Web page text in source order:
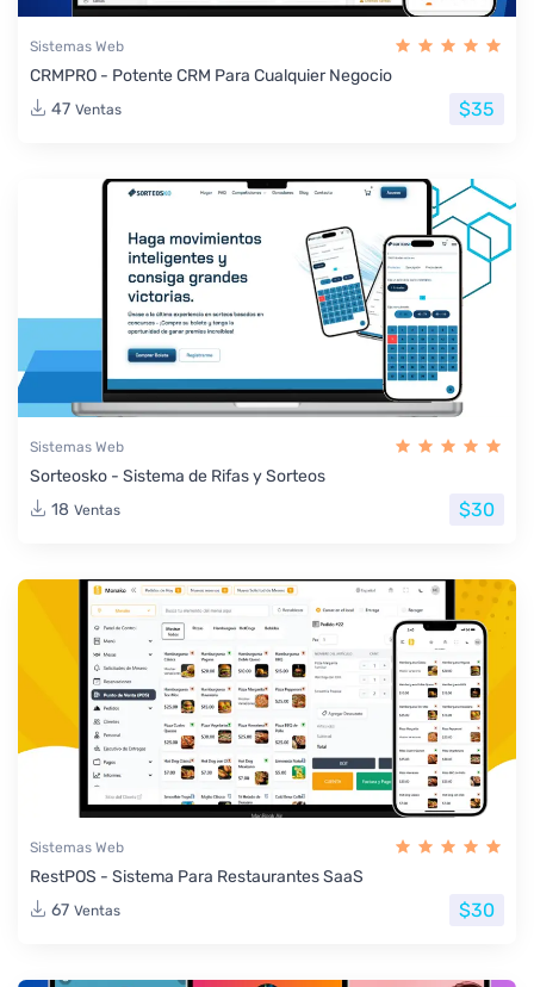
Sistemas Web
CRMPRO - Potente CRM Para Cualquier Negocio
47 Ventas $35
Sistemas Web
Sorteosko - Sistema de Rifas y Sorteos
18 Ventas $30
Sistemas Web
RestPOS - Sistema Para Restaurantes SaaS
67 Ventas $30